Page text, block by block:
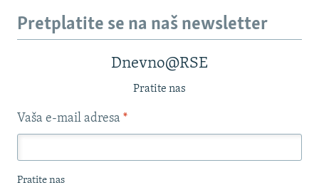
Pretplatite se na naš newsletter
Dnevno@RSE
Pratite nas
Vaša e-mail adresa *
Pratite nas